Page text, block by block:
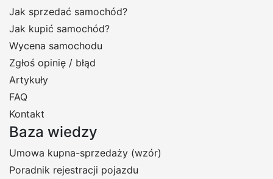
Jak sprzedać samochód?
Jak kupić samochód?
Wycena samochodu
Zgłoś opinię / błąd
Artykuły
FAQ
Kontakt
Baza wiedzy
Umowa kupna-sprzedaży (wzór)
Poradnik rejestracji pojazdu